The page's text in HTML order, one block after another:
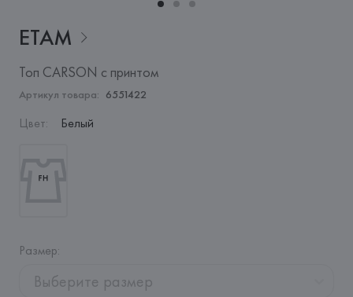
ETAM
Топ CARSON с принтом
Артикул товара: 6551422
Цвет: Белый
Размер:
Выберите размер